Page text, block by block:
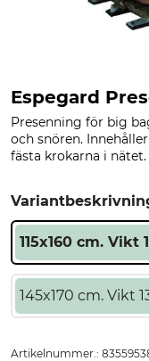
Espegard
Presenning för big
och snören.
fästa krokarna i
115x160 cm. Vikt
145x170 cm. Vikt
Artikelnummer.: